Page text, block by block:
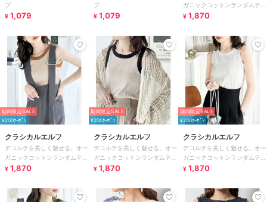
プ
¥ 1,079
プ
¥ 1,079
ガニックコットンランダムテレ
コアソートタンクトップ
¥ 1,870
期間限定SALE
¥200ｸｰﾎﾟﾝ
クラシカルエルフ
デコルテを美しく魅せる。オー
ガニックコットンランダムテレ
コアソートタンクトップ
¥ 1,870
期間限定SALE
¥200ｸｰﾎﾟﾝ
クラシカルエルフ
デコルテを美しく魅せる。オー
ガニックコットンランダムテレ
コアソートタンクトップ
¥ 1,870
期間限定SALE
¥200ｸｰﾎﾟﾝ
クラシカルエルフ
デコルテを美しく魅せる。オー
ガニックコットンランダムテレ
コアソートタンクトップ
¥ 1,870